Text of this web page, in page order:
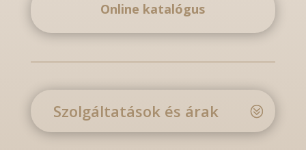
Online katalógus
Szolgáltatások és árak